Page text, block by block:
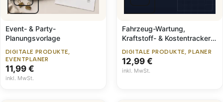
Event- & Party-
Planungsvorlage
DIGITALE PRODUKTE,
EVENTPLANER
11,99 €
inkl. MwSt.
Fahrzeug-Wartung,
Kraftstoff- & Kostentracker
DIGITALE PRODUKTE, PLANER
12,99 €
inkl. MwSt.